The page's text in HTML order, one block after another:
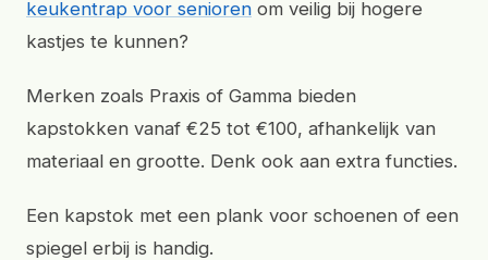
keukentrap voor senioren om veilig bij hogere
kastjes te kunnen?
Merken zoals Praxis of Gamma bieden
kapstokken vanaf €25 tot €100, afhankelijk van
materiaal en grootte. Denk ook aan extra functies.
Een kapstok met een plank voor schoenen of een
spiegel erbij is handig.